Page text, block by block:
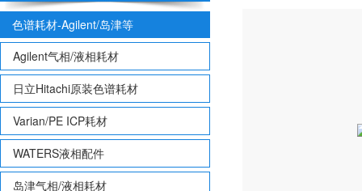
色谱耗材-Agilent/岛津等
Agilent气相/液相耗材
日立Hitachi原装色谱耗材
Varian/PE ICP耗材
WATERS液相配件
岛津气相/液相耗材